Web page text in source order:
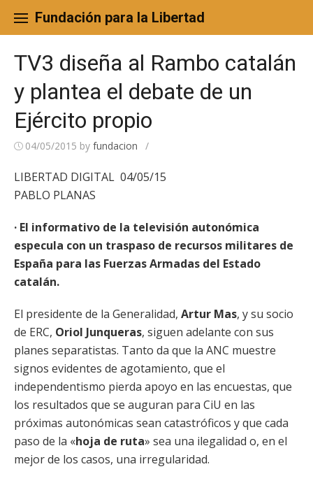
content
Fundación para la Libertad
TV3 diseña al Rambo catalán
y plantea el debate de un
Ejército propio
04/05/2015 by fundacion /
LIBERTAD DIGITAL 04/05/15
PABLO PLANAS
· El informativo de la televisión autonómica
especula con un traspaso de recursos militares de
España para las Fuerzas Armadas del Estado
catalán.
El presidente de la Generalidad, Artur Mas, y su socio
de ERC, Oriol Junqueras, siguen adelante con sus
planes separatistas. Tanto da que la ANC muestre
signos evidentes de agotamiento, que el
independentismo pierda apoyo en las encuestas, que
los resultados que se auguran para CiU en las
próximas autonómicas sean catastróficos y que cada
paso de la «hoja de ruta» sea una ilegalidad o, en el
mejor de los casos, una irregularidad.